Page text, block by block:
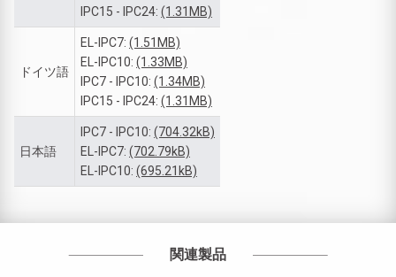
IPC15 - IPC24: (1.31MB)
ドイツ語
EL-IPC7: (1.51MB)
EL-IPC10: (1.33MB)
IPC7 - IPC10: (1.34MB)
IPC15 - IPC24: (1.31MB)
日本語
IPC7 - IPC10: (704.32kB)
EL-IPC7: (702.79kB)
EL-IPC10: (695.21kB)
関連製品